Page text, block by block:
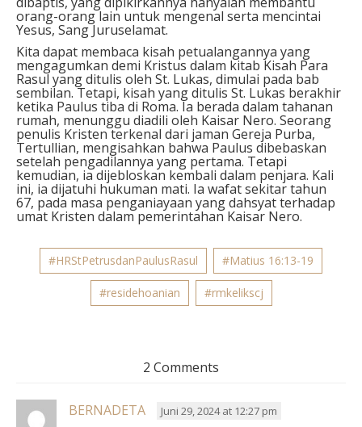
orang-orang lain untuk mengenal serta mencintai
Yesus, Sang Juruselamat.
Kita dapat membaca kisah petualangannya yang
mengagumkan demi Kristus dalam kitab Kisah Para
Rasul yang ditulis oleh St. Lukas, dimulai pada bab
sembilan. Tetapi, kisah yang ditulis St. Lukas berakhir
ketika Paulus tiba di Roma. Ia berada dalam tahanan
rumah, menunggu diadili oleh Kaisar Nero. Seorang
penulis Kristen terkenal dari jaman Gereja Purba,
Tertullian, mengisahkan bahwa Paulus dibebaskan
setelah pengadilannya yang pertama. Tetapi
kemudian, ia dijebloskan kembali dalam penjara. Kali
ini, ia dijatuhi hukuman mati. Ia wafat sekitar tahun
67, pada masa penganiayaan yang dahsyat terhadap
umat Kristen dalam pemerintahan Kaisar Nero.
#HRStPetrusdanPaulusRasul #Matius 16:13-19
#residehoanian #rmkelikscj
2 Comments
BERNADETA Juni 29, 2024 at 12:27 pm